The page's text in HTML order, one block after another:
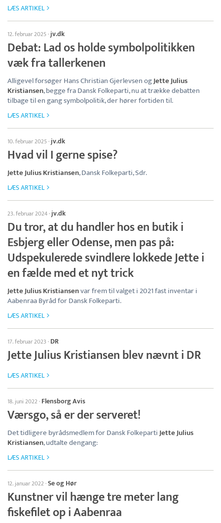
LÆS ARTIKEL
12. februar 2025·jv.dk
Debat: Lad os holde symbolpolitikken
væk fra tallerkenen
Alligevel forsøger Hans Christian Gjerlevsen ogJette Julius
Kristiansen, begge fra Dansk Folkeparti, nu at trække debatten
tilbage til en gang symbolpolitik, der hører fortiden til.
LÆS ARTIKEL
10. februar 2025·jv.dk
Hvad vil I gerne spise?
Jette Julius Kristiansen, Dansk Folkeparti, Sdr.
LÆS ARTIKEL
23. februar 2024·jv.dk
Du tror, at du handler hos en butik i
Esbjerg eller Odense, men pas på:
Udspekulerede svindlere lokkede Jette i
en fælde med et nyt trick
Jette Julius Kristiansenvar frem til valget i 2021 fast inventar i
Aabenraa Byråd for Dansk Folkeparti.
LÆS ARTIKEL
17. februar 2023 · DR
Jette Julius Kristiansen blev nævnt i DR
LÆS ARTIKEL
18. juni 2022· Flensborg Avis
Værsgo, så er der serveret!
Det tidligere byrådsmedlem for Dansk FolkepartiJette Julius
Kristiansen, udtalte dengang:
LÆS ARTIKEL
12. januar 2022·Se og Hør
Kunstner vil hænge tre meter lang
fiskefilet op i Aabenraa